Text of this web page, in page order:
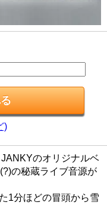
)
のオリジナルベ
の秘蔵ライブ音源が
1分ほどの冒頭から雪